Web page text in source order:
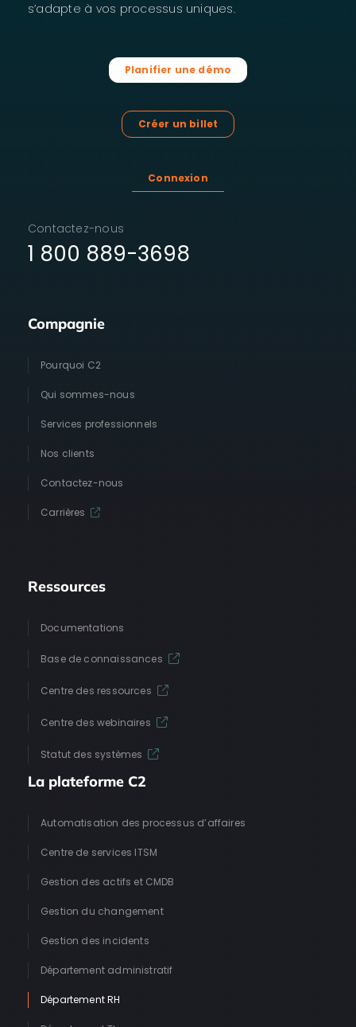
s’adapte à vos processus uniques.
Planifier une démo
Créer un billet
Connexion
Contactez-nous
1 800 889-3698
Compagnie
Pourquoi C2
Qui sommes-nous
Services professionnels
Nos clients
Contactez-nous
Carrières
Ressources
Documentations
Base de connaissances
Centre des ressources
Centre des webinaires
Statut des systèmes
La plateforme C2
Automatisation des processus d’affaires
Centre de services ITSM
Gestion des actifs et CMDB
Gestion du changement
Gestion des incidents
Département administratif
Département RH